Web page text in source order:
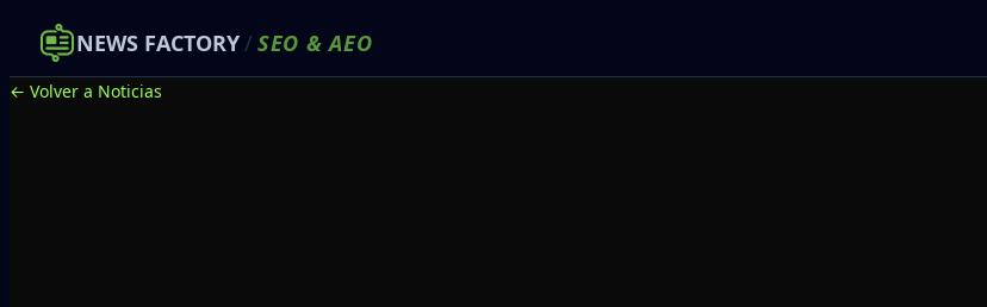
NEWS FACTORY/ SEO &AEO
← Volver a Noticias